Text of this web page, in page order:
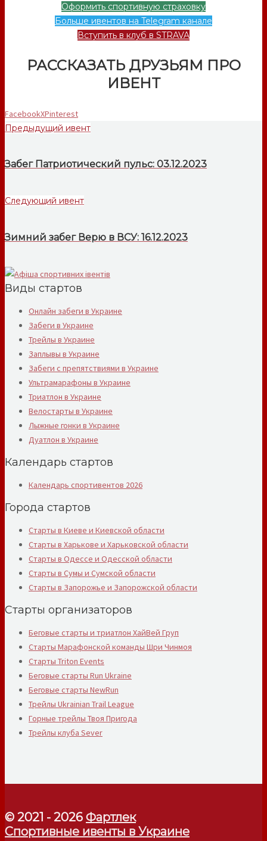
Оформить спортивную страховку
Больше ивентов на Telegram канале
Вступить в клуб в STRAVA
РАССКАЗАТЬ ДРУЗЬЯМ ПРО
ИВЕНТ
FacebookXPinterest
Предыдущий ивент
Забег Патриотический пульс: 03.12.2023
Следующий ивент
Зимний забег Верю в ВСУ: 16.12.2023
Виды стартов
Онлайн забеги в Украине
Забеги в Украине
Трейлы в Украине
Заплывы в Украине
Забеги с препятствиями в Украине
Ультрамарафоны в Украине
Триатлон в Украине
Велостарты в Украине
Лыжные гонки в Украине
Дуатлон в Украине
Календарь стартов
Календарь спортивентов 2026
Города стартов
Старты в Киеве и Киевской области
Старты в Харькове и Харьковской области
Старты в Одессе и Одесской области
Старты в Сумы и Сумской области
Старты в Запорожье и Запорожской области
Старты организаторов
Беговые старты и триатлон ХайВей Груп
Старты Марафонской команды Шри Чинмоя
Старты Triton Events
Беговые старты Run Ukraine
Беговые старты NewRun
Трейлы Ukrainian Trail League
Горные трейлы Твоя Пригода
Трейлы клуба Sever
© 2021 - 2026 Фартлек
Спортивные ивенты в Украине